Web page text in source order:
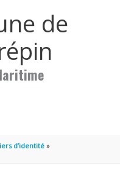
de
d’identité